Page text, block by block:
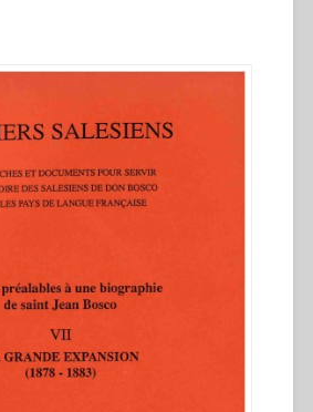
novembre